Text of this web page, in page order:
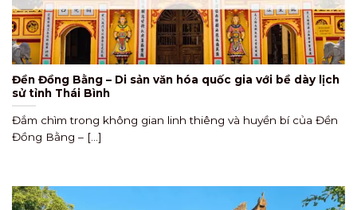
Đền Đồng Bằng – Di sản văn hóa quốc gia với bề dày lịch
sử tỉnh Thái Bình
Đắm chìm trong không gian linh thiêng và huyền bí của Đền
Đồng Bằng – [...]